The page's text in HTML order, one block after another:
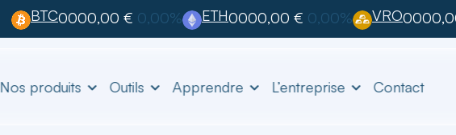
BTC0000,00 € 0,00% ETH0000,00 € 0,00% VRO
Nos produits Outils Apprendre L’entreprise Contact